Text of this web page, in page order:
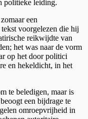
politieke leiding.
een
voorgelezen die hij
reikwijdte van
het was naar de vorm
op het door politici
en hekeldicht, in het
te beledigen, maar is
een bijdrage te
omroepvrijheid in